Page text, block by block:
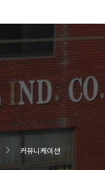
커뮤니케이션